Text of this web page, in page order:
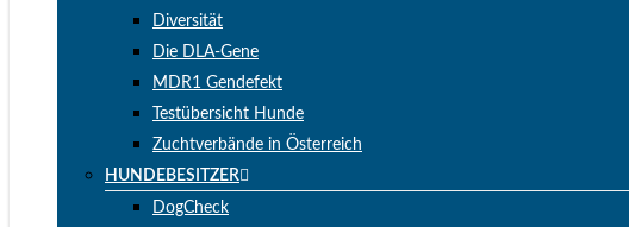
Diversität
Die DLA-Gene
MDR1 Gendefekt
Testübersicht Hunde
Zuchtverbände in Österreich
HUNDEBESITZER
DogCheck